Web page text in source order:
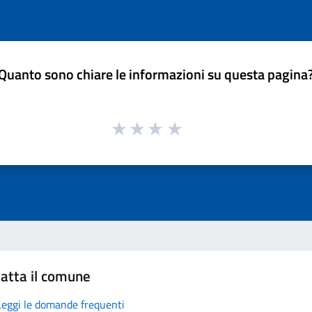
sono chiare le informazioni su questa
il comune
le domande frequenti